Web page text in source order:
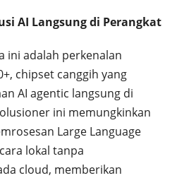
AI Langsung di Perangkat
ini adalah perkenalan
chipset canggih yang
AI agentic langsung di
ini memungkinkan
Large Language
lokal tanpa
cloud, memberikan